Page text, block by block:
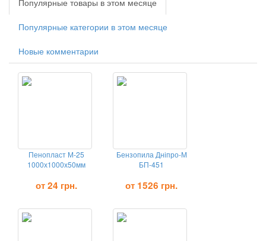
Популярные категории в этом месяце
Новые комментарии
Пенопласт М-25
1000х1000х50мм
от 24 грн.
Бензопила Дніпро-М
БП-451
от 1526 грн.